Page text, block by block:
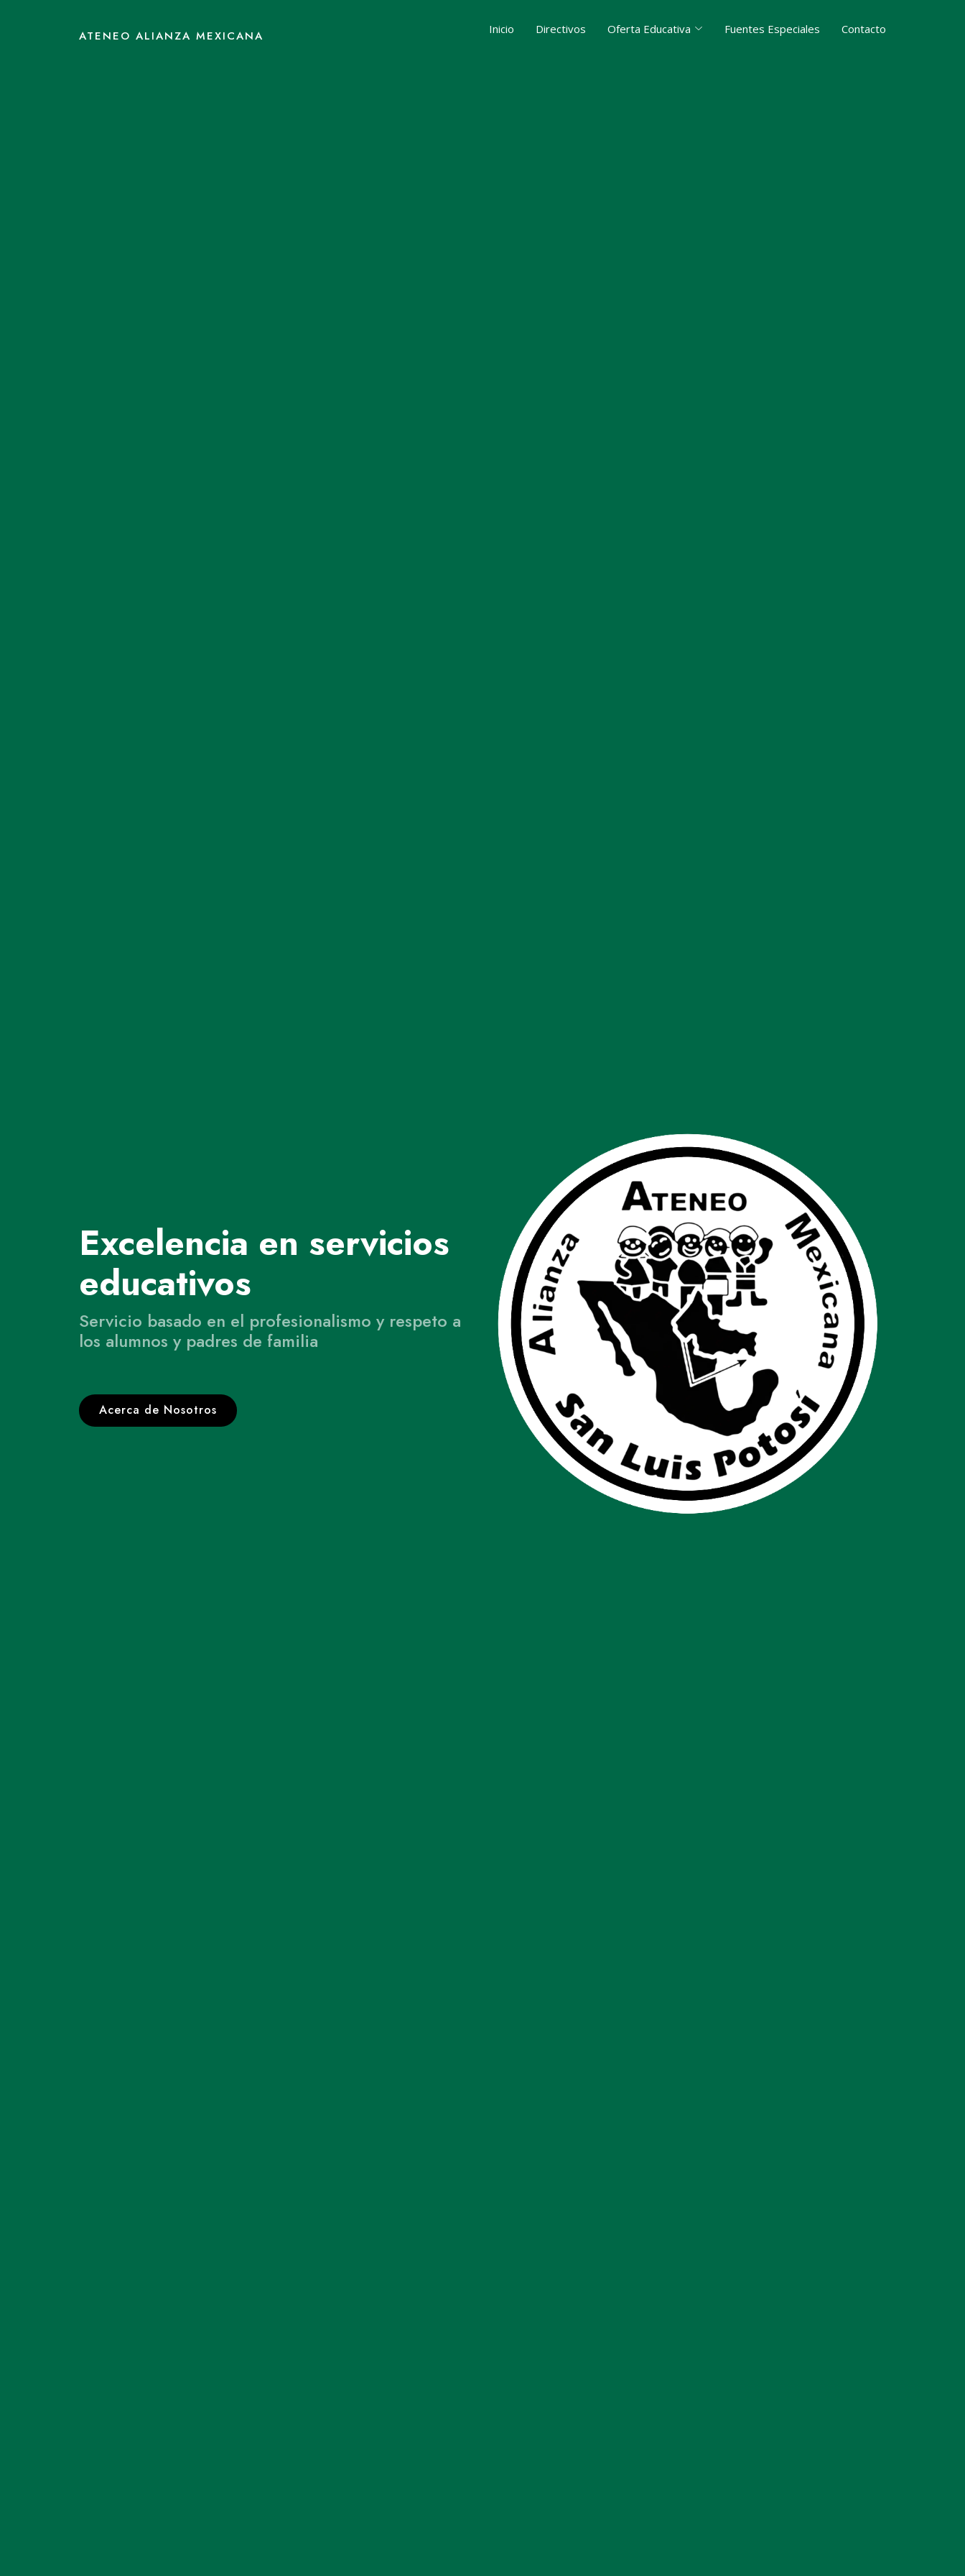
ATENEO ALIANZA MEXICANA Inicio Directivos Oferta Educativa Fuentes Especiales Contacto
Excelencia en servicios
educativos
Servicio basado en el profesionalismo y respeto a
los alumnos y padres de familia
Acerca de Nosotros